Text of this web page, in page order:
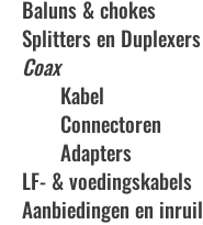
Baluns & chokes
Splitters en Duplexers
Coax
Kabel
Connectoren
Adapters
LF- & voedingskabels
Aanbiedingen en inruil